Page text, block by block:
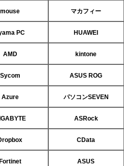
mouse マカフィー
PC HUAWEI
AMD kintone
Sycom ASUS ROG
Azure パソコンSEVEN
ASRock
CData
Fortinet ASUS